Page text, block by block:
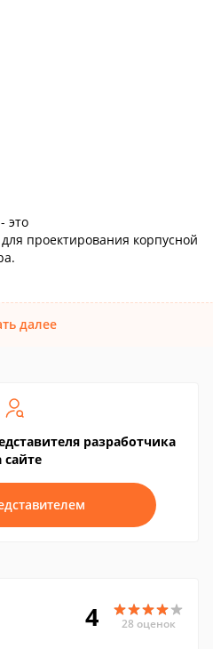
это
проектирования корпусной
далее
разработчика
сайте
4 28 оценок